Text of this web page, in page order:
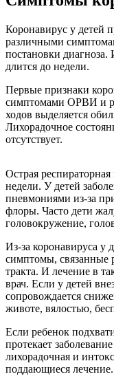
Коронавирус у детей
различными
постановки
длится до недели.
Первые признаки
симптомами ОРВИ и
ходов выделяется
Лихорадочное
отсутствует.
Острая
недели. У детей
пневмониями из-за
флоры. Часто дети
головокружение,
Из-за коронавируса у
симптомы, связанные
тракта. И лечение в
врач. Если у детей
сопровождается
животе, вялостью,
Если ребенок
протекает
лихорадочная и
поддающиеся лечение.